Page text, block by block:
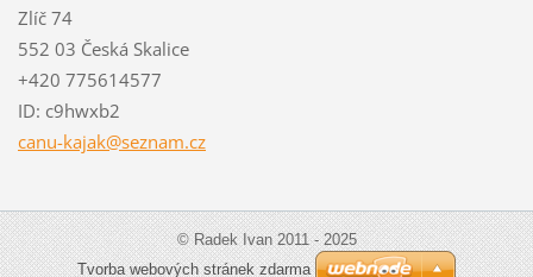
Zlíč 74
552 03 Česká Skalice
+420 775614577
ID: c9hwxb2
canu-kajak@seznam.cz
© Radek Ivan 2011 - 2025
Tvorba webových stránek zdarma